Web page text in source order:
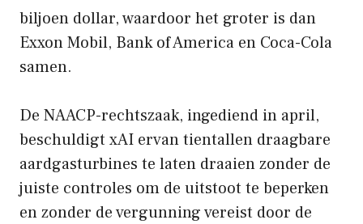
biljoen dollar, waardoor het groter is dan
Exxon Mobil, Bank of America en Coca-Cola
samen.
De NAACP-rechtszaak, ingediend in april,
beschuldigt xAI ervan tientallen draagbare
aardgasturbines te laten draaien zonder de
juiste controles om de uitstoot te beperken
en zonder de vergunning vereist door de